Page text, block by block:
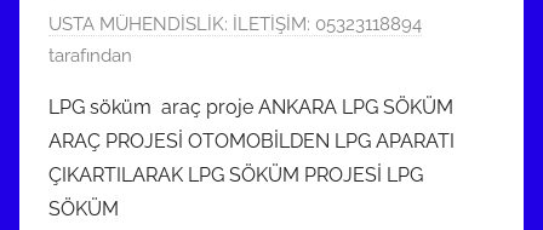
9
M
y
ı
s
2
USTA MÜHENDİSLİK: İLETİŞİM: 05323118894
tarafından
LPG söküm araç proje ANKARA LPG SÖKÜM
ARAÇ PROJESİ OTOMOBİLDEN LPG APARATI
ÇIKARTILARAK LPG SÖKÜM PROJESİ LPG
SÖKÜM